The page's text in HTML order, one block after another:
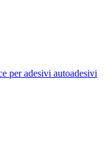
per adesivi autoadesivi